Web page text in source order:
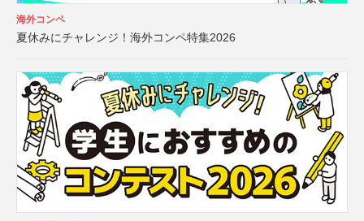
海外コンペ
夏休みにチャレンジ！海外コンペ特集2026